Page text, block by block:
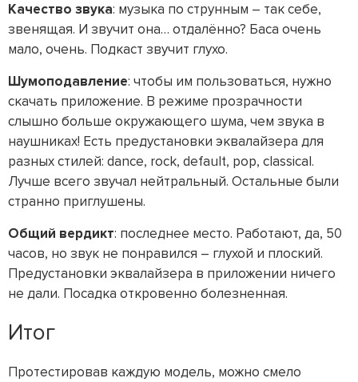
Качество звука: музыка по струнным – так себе,
звенящая. И звучит она… отдалённо? Баса очень
мало, очень. Подкаст звучит глухо.
Шумоподавление: чтобы им пользоваться, нужно
скачать приложение. В режиме прозрачности
слышно больше окружающего шума, чем звука в
наушниках! Есть предустановки эквалайзера для
разных стилей: dance, rock, default, pop, classical.
Лучше всего звучал нейтральный. Остальные были
странно приглушены.
Общий вердикт: последнее место. Работают, да, 50
часов, но звук не понравился – глухой и плоский.
Предустановки эквалайзера в приложении ничего
не дали. Посадка откровенно болезненная.
Итог
Протестировав каждую модель, можно смело